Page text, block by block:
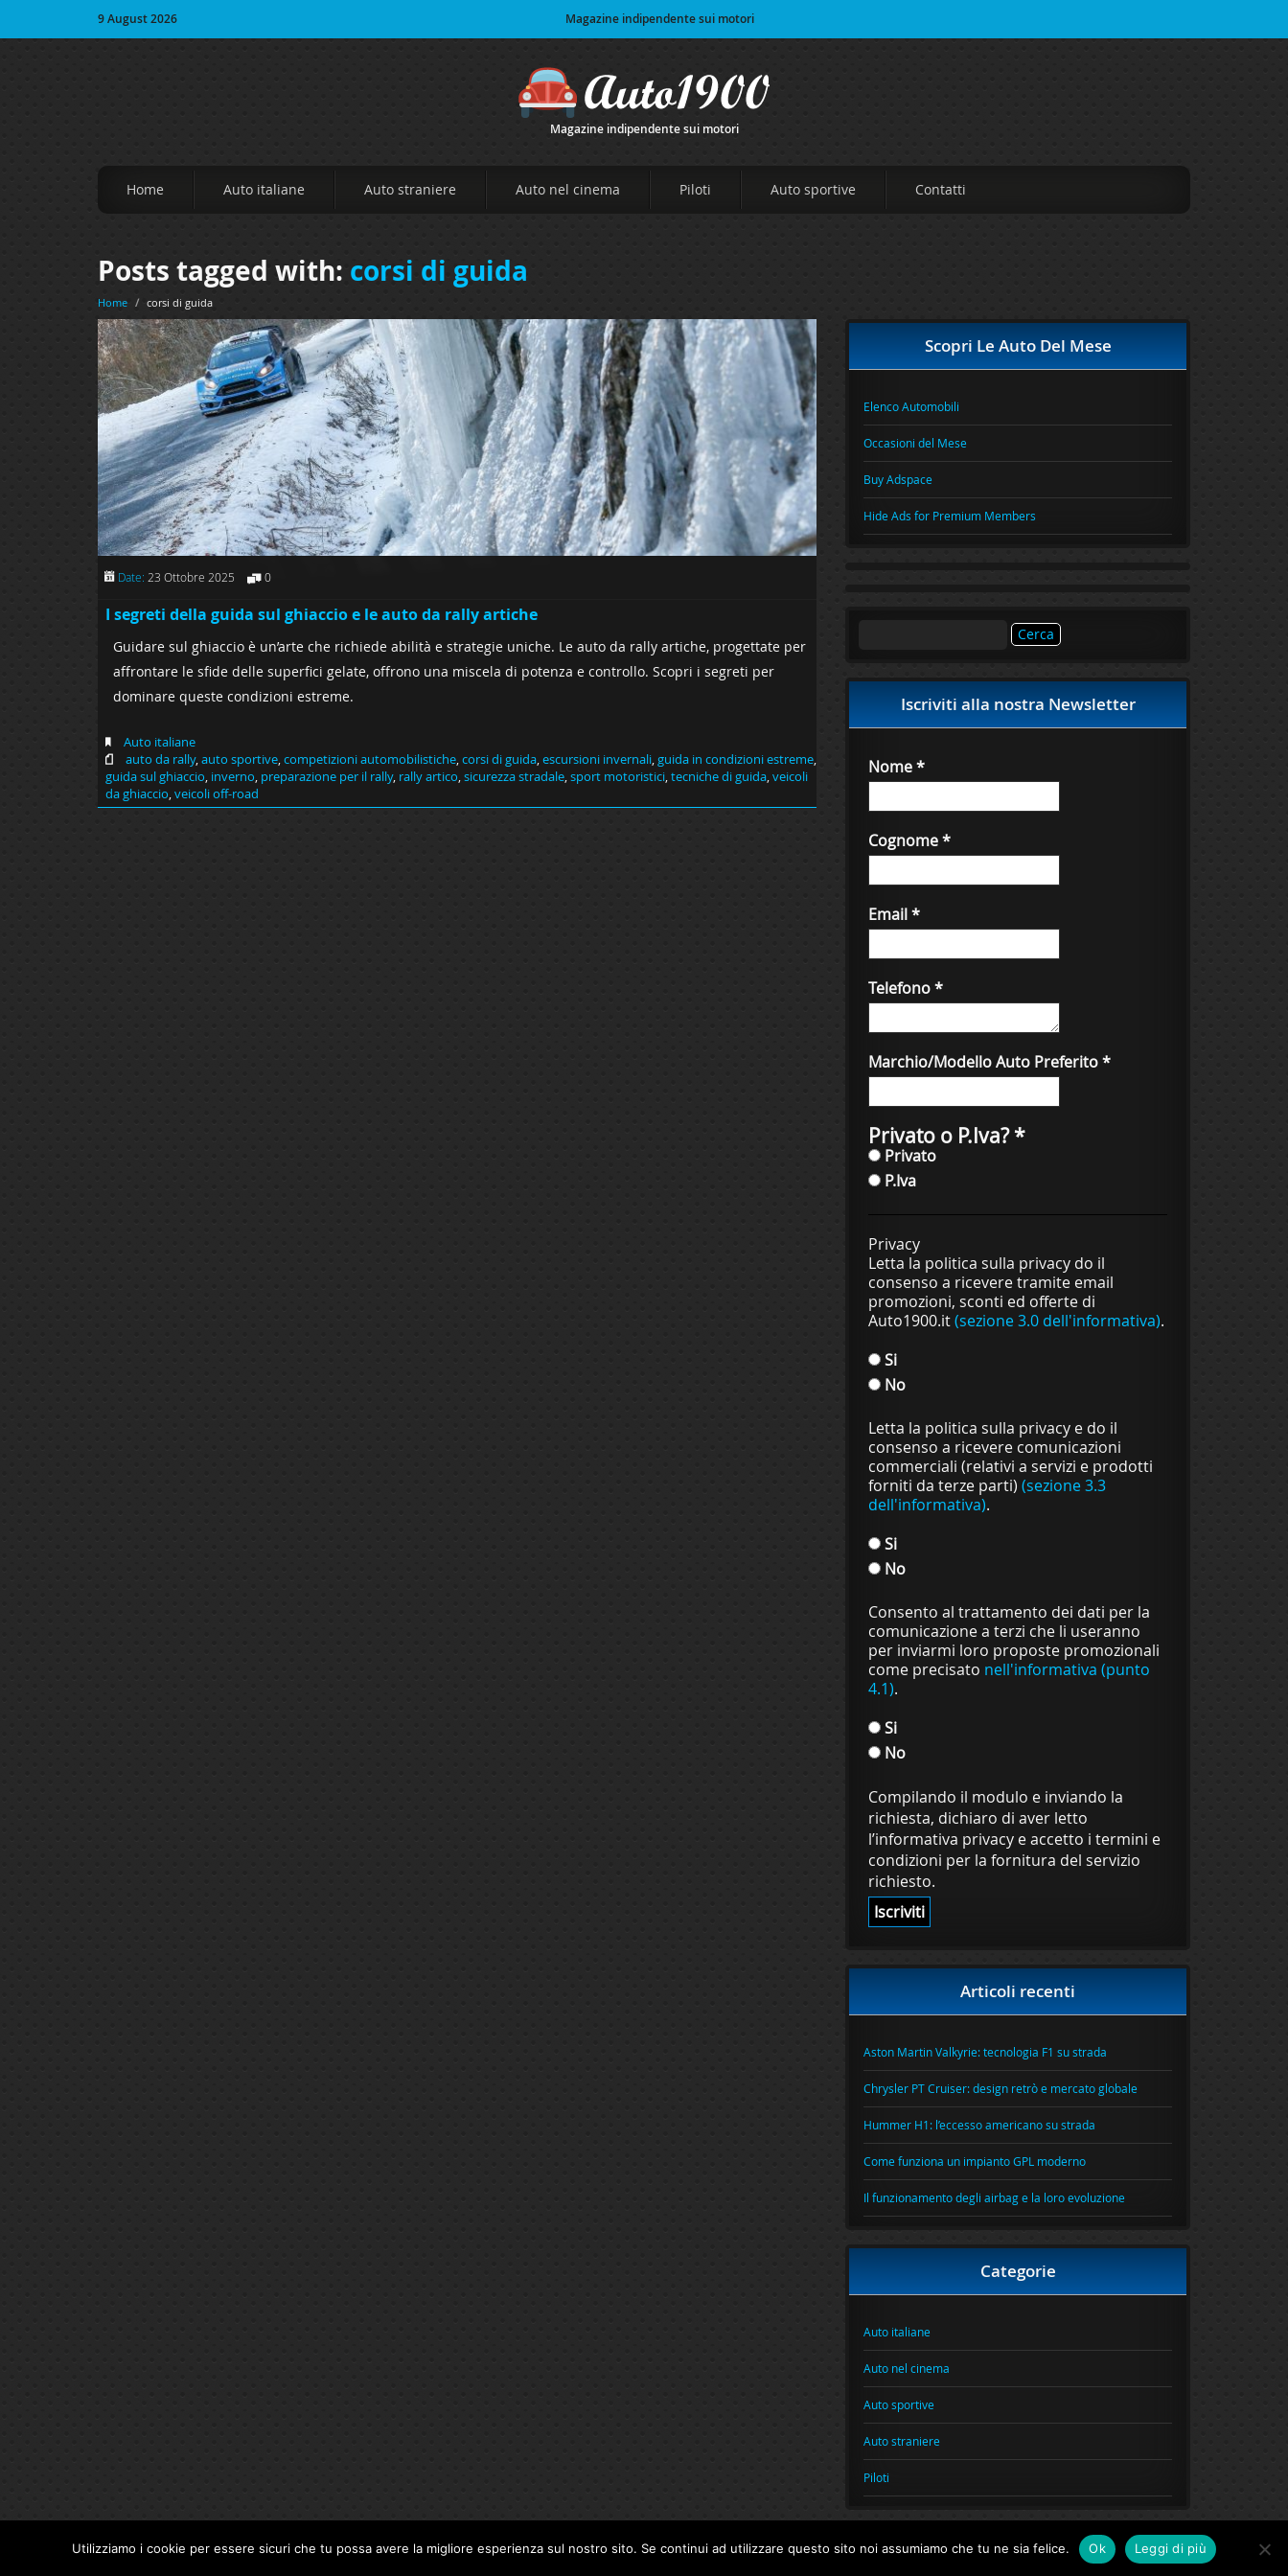
9 August 2026 Magazine indipendente sui motori
Magazine indipendente sui motori
Home Auto italiane Auto straniere Auto nel cinema Piloti Auto sportive Contatti
Posts tagged with: corsi di guida
Home / corsi di guida
Date: 23 Ottobre 2025 0
I segreti della guida sul ghiaccio e le auto da rally artiche
Guidare sul ghiaccio è un’arte che richiede abilità e strategie uniche. Le auto da rally artiche, progettate per
affrontare le sfide delle superfici gelate, offrono una miscela di potenza e controllo. Scopri i segreti per
dominare queste condizioni estreme.
Auto italiane
auto da rally, auto sportive competizioni automobilistiche corsi di guida escursioni invernali guida in condizioni estreme
guida sul ghiaccio inverno preparazione per il rally, rally artico sicurezza stradale sport motoristici tecniche di guida veicoli
da ghiaccio veicoli off-road
Scopri Le Auto Del Mese
Elenco Automobili
Occasioni del Mese
Buy Adspace
Hide Ads for Premium Members
Iscriviti alla nostra Newsletter
Nome*
Cognome*
Email*
Telefono*
Marchio/Modello Auto Preferito*
Privato o P.Iva?*
Privato
P.Iva
Privacy
Letta la politica sulla privacy do il
consenso a ricevere tramite email
promozioni, sconti ed offerte di
Auto1900.it(sezione 3.0 dell'informativa).
Si
No
Letta la politica sulla privacy e do il
consenso a ricevere comunicazioni
commerciali (relativi a servizi e prodotti
forniti da terze parti) (sezione 3.3
dell'informativa).
Si
No
Consento al trattamento dei dati per la
comunicazione a terzi che li useranno
per inviarmi loro proposte promozionali
come precisato nell'informativa (punto
4.1).
Si
No
Compilando il modulo e inviando la
richiesta, dichiaro di aver letto
l’informativa privacy e accetto i termini e
condizioni per la fornitura del servizio
richiesto.
Articoli recenti
Aston Martin Valkyrie: tecnologia F1 su strada
Chrysler PT Cruiser: design retrò e mercato globale
Hummer H1: l’eccesso americano su strada
Come funziona un impianto GPL moderno
Il funzionamento degli airbag e la loro evoluzione
Categorie
Auto italiane
Auto nel cinema
Auto sportive
Auto straniere
Piloti
|
Utilizziamo i cookie per essere sicuri che tu possa avere la migliore esperienza sul nostro sito. Se continui ad utilizzare questo sito noi assumiamo che tu ne sia felice. Ok Leggi di più